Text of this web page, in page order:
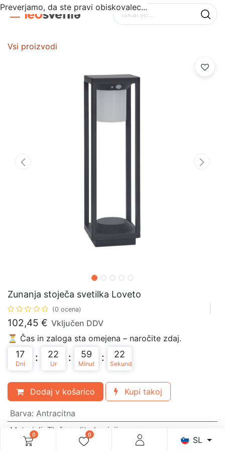
0 0
SL
Vsi proizvodi
Zunanja stoječa svetilka Loveto
(0 ocena)
102,45 € Vključen DDV
⏳ Čas in zaloga sta omejena – naročite zdaj.
17
Dni
: 22
Ur
: 59
Minut
: 22
Sekund
Dodaj v košarico Kupi takoj
Barva: Antracitna
Materiali Tlačno ulit aluminij
Grlo:Vgrajen LED modul
Preverjamo, da ste pravi obiskovalec...